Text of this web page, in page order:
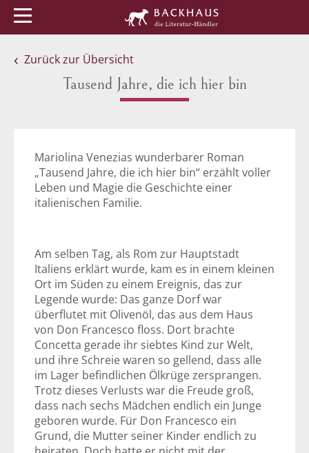
Zurück zur Übersicht
Tausend Jahre, die ich hier bin
Mariolina Venezias wunderbarer Roman
„Tausend Jahre, die ich hier bin“ erzählt voller
Leben und Magie die Geschichte einer
italienischen Familie.
Am selben Tag, als Rom zur Hauptstadt
Italiens erklärt wurde, kam es in einem kleinen
Ort im Süden zu einem Ereignis, das zur
Legende wurde: Das ganze Dorf war
überflutet mit Olivenöl, das aus dem Haus
von Don Francesco floss. Dort brachte
Concetta gerade ihr siebtes Kind zur Welt,
und ihre Schreie waren so gellend, dass alle
im Lager befindlichen Ölkrüge zersprangen.
Trotz dieses Verlusts war die Freude groß,
dass nach sechs Mädchen endlich ein Junge
geboren wurde. Für Don Francesco ein
Grund, die Mutter seiner Kinder endlich zu